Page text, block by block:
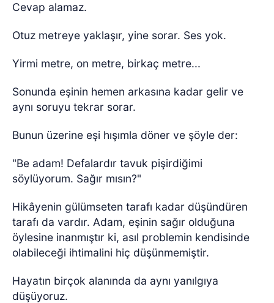
Cevap alamaz.
Otuz metreye yaklaşır, yine sorar. Ses yok.
Yirmi metre, on metre, birkaç metre...
Sonunda eşinin hemen arkasına kadar gelir ve
aynı soruyu tekrar sorar.
Bunun üzerine eşi hışımla döner ve şöyle der:
"Be adam! Defalardır tavuk pişirdiğimi
söylüyorum. Sağır mısın?"
Hikâyenin gülümseten tarafı kadar düşündüren
tarafı da vardır. Adam, eşinin sağır olduğuna
öylesine inanmıştır ki, asıl problemin kendisinde
olabileceği ihtimalini hiç düşünmemiştir.
Hayatın birçok alanında da aynı yanılgıya
düşüyoruz.